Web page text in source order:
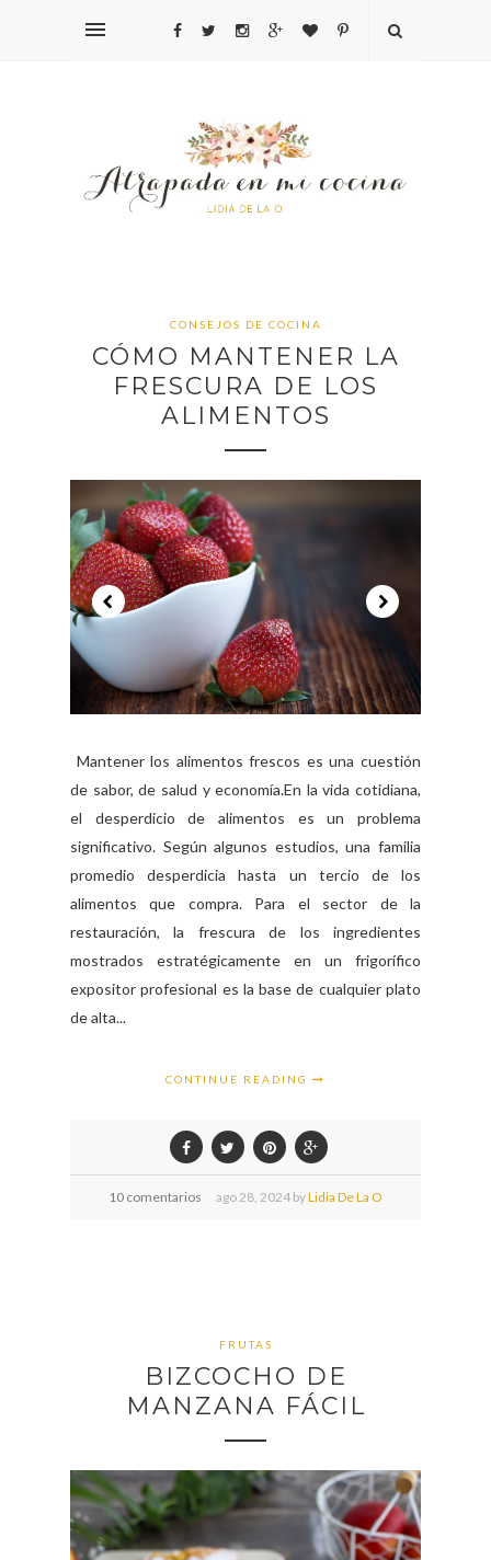
CONSEJOS DE COCINA
CÓMO MANTENER LA
FRESCURA DE LOS
ALIMENTOS
Mantener los alimentos frescos es una cuestión
de sabor, de salud y economía.En la vida cotidiana,
el desperdicio de alimentos es un problema
significativo. Según algunos estudios, una familia
promedio desperdicia hasta un tercio de los
alimentos que compra. Para el sector de la
restauración, la frescura de los ingredientes
mostrados estratégicamente en un frigorífico
expositor profesional es la base de cualquier plato
de alta...
CONTINUE READING
10 comentarios ago 28, 2024 byLidia De La O
FRUTAS
BIZCOCHO DE
MANZANA FÁCIL